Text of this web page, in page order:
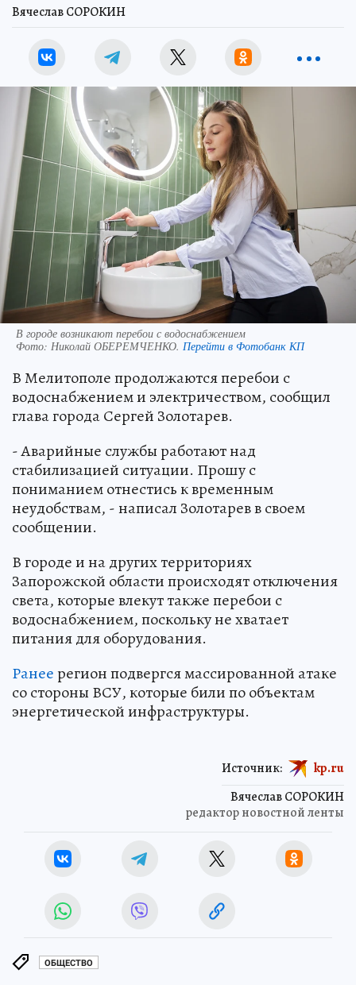
Вячеслав СОРОКИН
В городе возникают перебои с водоснабжением
Фото: Николай ОБЕРЕМЧЕНКО. Перейти в Фотобанк КП
В Мелитополе продолжаются перебои с
водоснабжением и электричеством, сообщил
глава города Сергей Золотарев.
- Аварийные службы работают над
стабилизацией ситуации. Прошу с
пониманием отнестись к временным
неудобствам, - написал Золотарев в своем
сообщении.
В городе и на других территориях
Запорожской области происходят отключения
света, которые влекут также перебои с
водоснабжением, поскольку не хватает
питания для оборудования.
Ранеерегион подвергся массированной атаке
со стороны ВСУ, которые били по объектам
энергетической инфраструктуры.
Вячеслав СОРОКИН
редактор новостной ленты
Источник: kp.ru
ОБЩЕСТВО